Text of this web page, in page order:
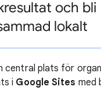
och bli
lokalt
central plats för
i Google Sites med